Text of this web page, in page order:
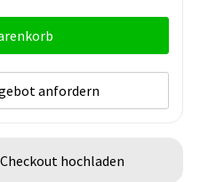
anfordern
hochladen